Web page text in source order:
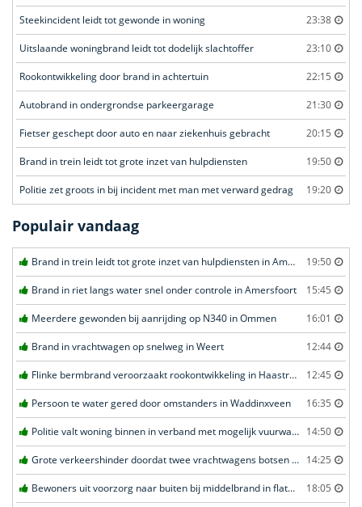
Steekincident leidt tot gewonde in woning 23:38
Uitslaande woningbrand leidt tot dodelijk slachtoffer 23:10
Rookontwikkeling door brand in achtertuin 22:15
Autobrand in ondergrondse parkeergarage 21:30
Fietser geschept door auto en naar ziekenhuis gebracht 20:15
Brand in trein leidt tot grote inzet van hulpdiensten 19:50
Politie zet groots in bij incident met man met verward gedrag 19:20
Populair vandaag
Brand in trein leidt tot grote inzet van hulpdiensten in Amersfoort 19:50
Brand in riet langs water snel onder controle in Amersfoort 15:45
Meerdere gewonden bij aanrijding op N340 in Ommen 16:01
Brand in vrachtwagen op snelweg in Weert 12:44
Flinke bermbrand veroorzaakt rookontwikkeling in Haastrecht 12:45
Persoon te water gered door omstanders in Waddinxveen 16:35
Politie valt woning binnen in verband met mogelijk vuurwapen in Eindhoven 14:50
Grote verkeershinder doordat twee vrachtwagens botsen tunnel in Zwijndrecht 14:25
Bewoners uit voorzorg naar buiten bij middelbrand in flatwoning in Leeuwarden 18:05